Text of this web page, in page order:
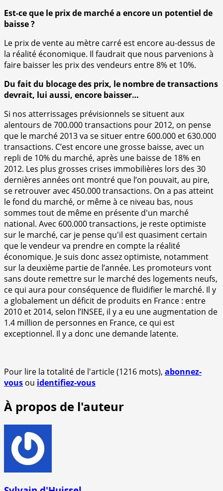
Est-ce que le prix de marché a encore un potentiel de
baisse ?
Le prix de vente au mètre carré est encore au-dessus de
la réalité économique. Il faudrait que nous parvenions à
faire baisser les prix des vendeurs entre 8% et 10%.
Du fait du blocage des prix, le nombre de transactions
devrait, lui aussi, encore baisser…
Si nos atterrissages prévisionnels se situent aux
alentours de 700.000 transactions pour 2012, on pense
que le marché 2013 va se situer entre 600.000 et 630.000
transactions. C’est encore une grosse baisse, avec un
repli de 10% du marché, après une baisse de 18% en
2012. Les plus grosses crises immobilières lors des 30
dernières années ont montré que l’on pouvait, au pire,
se retrouver avec 450.000 transactions. On a pas atteint
le fond du marché, or même à ce niveau bas, nous
sommes tout de même en présente d'un marché
national. Avec 600.000 transactions, je reste optimiste
sur le marché, car je pense qu'il est quasiment certain
que le vendeur va prendre en compte la réalité
économique. Je suis donc assez optimiste, notamment
sur la deuxième partie de l’année. Les promoteurs vont
sans doute remettre sur le marché des logements neufs,
ce qui aura pour conséquence de fluidifier le marché. Il y
a globalement un déficit de produits en France : entre
2010 et 2014, selon l’INSEE, il y a eu une augmentation de
1.4 million de personnes en France, ce qui est
exceptionnel. Il y a donc une demande latente.
Pour lire la totalité de l'article (1216 mots), abonnez-
vous ou identifiez-vous
À propos de l'auteur